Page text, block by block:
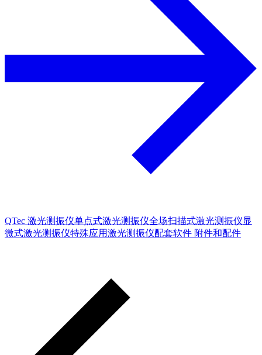
QTec 激光测振仪单点式激光测振仪全场扫描式激光测振仪显
微式激光测振仪特殊应用激光测振仪配套软件 附件和配件